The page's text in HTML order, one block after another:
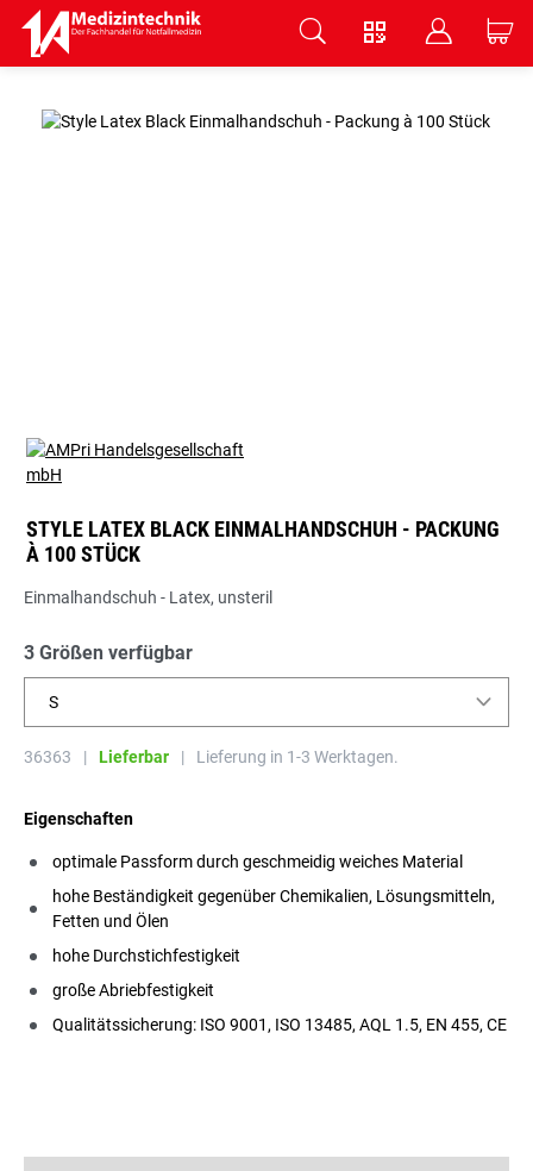
V B C
STYLE LATEX BLACK EINMALHANDSCHUH - PACKUNG
À 100 STÜCK
Einmalhandschuh - Latex, unsteril
3 Größen verfügbar
S
36363 | Lieferbar | Lieferung in 1-3 Werktagen.
Eigenschaften
optimale Passform durch geschmeidig weiches Material
hohe Beständigkeit gegenüber Chemikalien, Lösungsmitteln,
Fetten und Ölen
hohe Durchstichfestigkeit
große Abriebfestigkeit
Qualitätssicherung: ISO 9001, ISO 13485, AQL 1.5, EN 455, CE